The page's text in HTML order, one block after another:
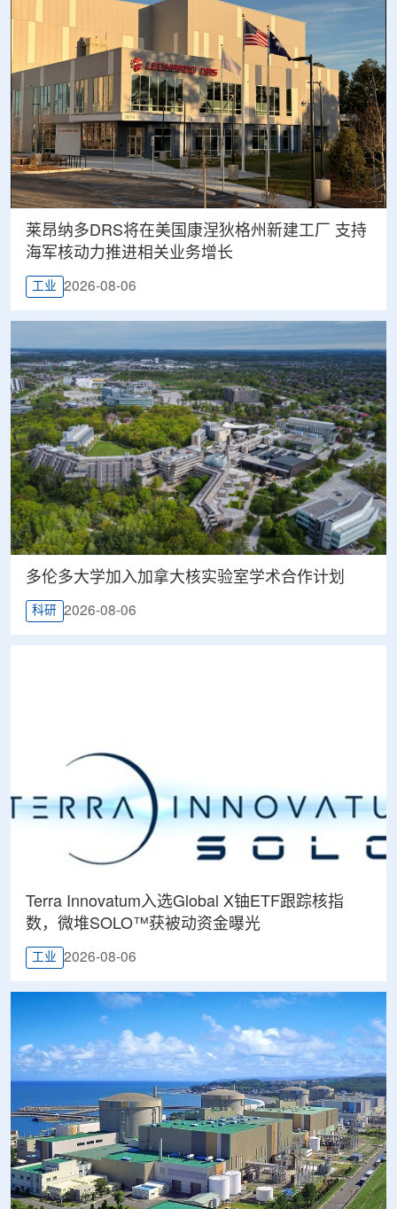
莱昂纳多DRS将在美国康涅狄格州新建工厂 支持
海军核动力推进相关业务增长
工业 2026-08-06
多伦多大学加入加拿大核实验室学术合作计划
科研 2026-08-06
Terra Innovatum入选Global X铀ETF跟踪核指
数，微堆SOLO™获被动资金曝光
工业 2026-08-06